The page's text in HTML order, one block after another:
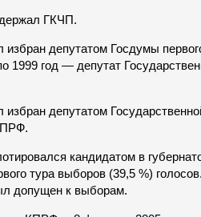
ГКЧП.
избран депутатом Госдумы
1999 год — депутат
депутатом
кандидатом в
тура выборов (39,5 %)
допущен к выборам.